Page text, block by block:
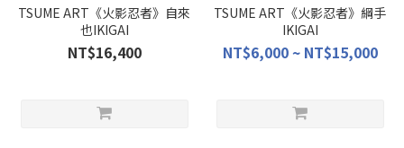
TSUME ART《火影忍者》自來
也IKIGAI
NT$16,400
TSUME ART《火影忍者》綱手
IKIGAI
NT$6,000 ~ NT$15,000